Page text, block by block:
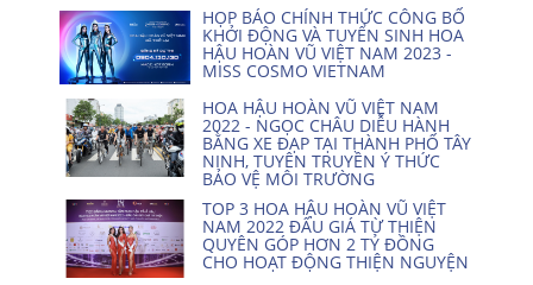
HỌP BÁO CHÍNH THỨC CÔNG BỐ
KHỞI ĐỘNG VÀ TUYỂN SINH HOA
HẬU HOÀN VŨ VIỆT NAM 2023 -
MISS COSMO VIETNAM
HOA HẬU HOÀN VŨ VIỆT NAM
2022 - NGỌC CHÂU DIỄU HÀNH
BẰNG XE ĐẠP TẠI THÀNH PHỐ TÂY
NINH, TUYÊN TRUYỀN Ý THỨC
BẢO VỆ MÔI TRƯỜNG
TOP 3 HOA HẬU HOÀN VŨ VIỆT
NAM 2022 ĐẤU GIÁ TỪ THIỆN
QUYÊN GÓP HƠN 2 TỶ ĐỒNG
CHO HOẠT ĐỘNG THIỆN NGUYỆN